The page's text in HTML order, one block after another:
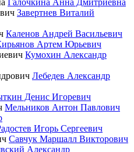
Завертнев Виталий
Каленов Андрей Васильевич
Артем Юрьевич
Кумохин Александр
Лебедев Александр
Денис Игоревич
Мельников Антон Павлович
Игорь Сергеевич
Савчук Маршалл Викторович
Александр